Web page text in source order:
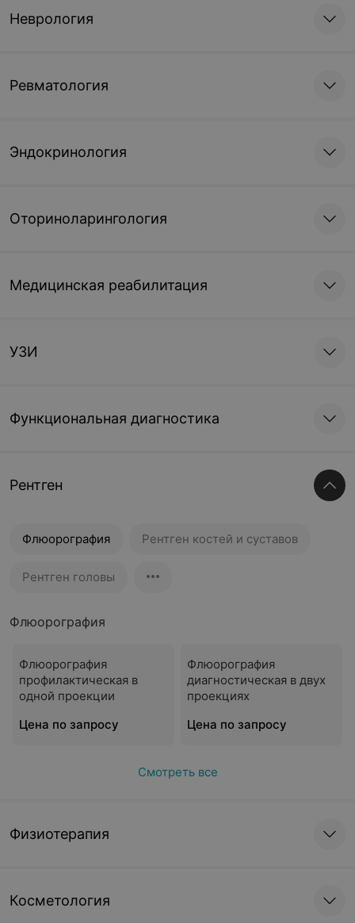
Неврология
Ревматология
Эндокринология
Оториноларингология
Медицинская реабилитация
УЗИ
Функциональная диагностика
Рентген
Флюорография Рентген костей и суставов
Рентген головы
Флюорография
Флюорография
профилактическая в
одной проекции
Цена по запросу
Флюорография
диагностическая в двух
проекциях
Цена по запросу
Смотреть все
Физиотерапия
Косметология